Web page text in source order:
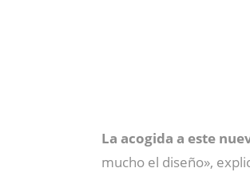
La acogida a este
mucho el diseño»,